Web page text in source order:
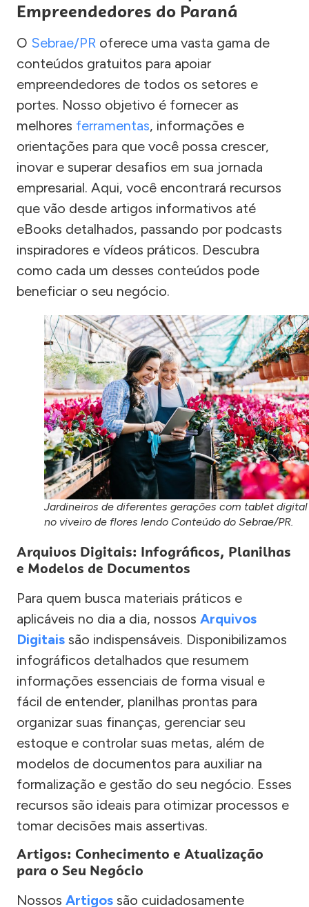
Empreendedores do Paraná
O Sebrae/PR oferece uma vasta gama de
conteúdos gratuitos para apoiar
empreendedores de todos os setores e
portes. Nosso objetivo é fornecer as
melhores ferramentas, informações e
orientações para que você possa crescer,
inovar e superar desafios em sua jornada
empresarial. Aqui, você encontrará recursos
que vão desde artigos informativos até
eBooks detalhados, passando por podcasts
inspiradores e vídeos práticos. Descubra
como cada um desses conteúdos pode
beneficiar o seu negócio.
Jardineiros de diferentes gerações com tablet digital
no viveiro de flores lendo Conteúdo do Sebrae/PR.
Arquivos Digitais: Infográficos, Planilhas
e Modelos de Documentos
Para quem busca materiais práticos e
aplicáveis no dia a dia, nossos Arquivos
Digitais são indispensáveis. Disponibilizamos
infográficos detalhados que resumem
informações essenciais de forma visual e
fácil de entender, planilhas prontas para
organizar suas finanças, gerenciar seu
estoque e controlar suas metas, além de
modelos de documentos para auxiliar na
formalização e gestão do seu negócio. Esses
recursos são ideais para otimizar processos e
tomar decisões mais assertivas.
Artigos: Conhecimento e Atualização
para o Seu Negócio
Nossos Artigos são cuidadosamente